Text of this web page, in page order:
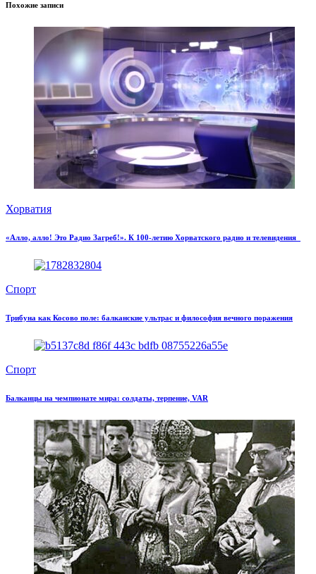
Похожие записи
Хорватия
«Алло, алло! Это Радио Загреб!». К 100-летию Хорватского радио и телевидения
Спорт
Трибуна как Косово поле: балканские ультрас и философия вечного поражения
Спорт
Балканцы на чемпионате мира: солдаты, терпение, VAR